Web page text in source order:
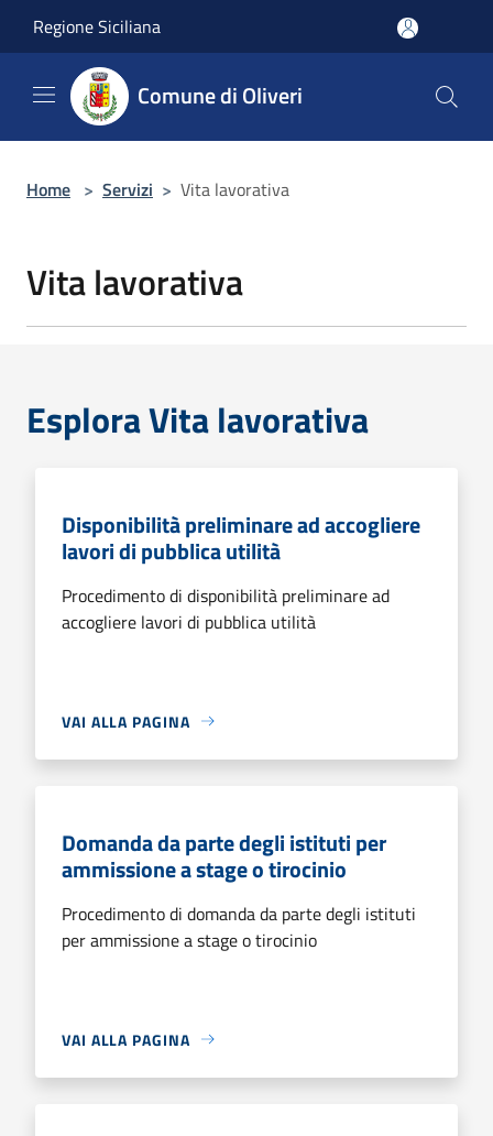
Regione Siciliana
Comune di Oliveri
Home > Servizi > Vita lavorativa
Vita lavorativa
Esplora Vita lavorativa
Disponibilità preliminare ad accogliere
lavori di pubblica utilità
Procedimento di disponibilità preliminare ad
accogliere lavori di pubblica utilità
VAI ALLA PAGINA
Domanda da parte degli istituti per
ammissione a stage o tirocinio
Procedimento di domanda da parte degli istituti
per ammissione a stage o tirocinio
VAI ALLA PAGINA